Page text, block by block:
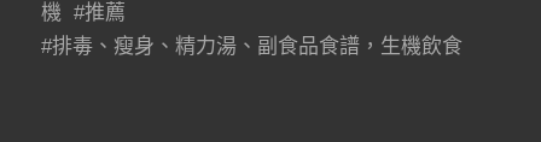
機 #推薦
#排毒、瘦身、精力湯、副食品食譜，生機飲食